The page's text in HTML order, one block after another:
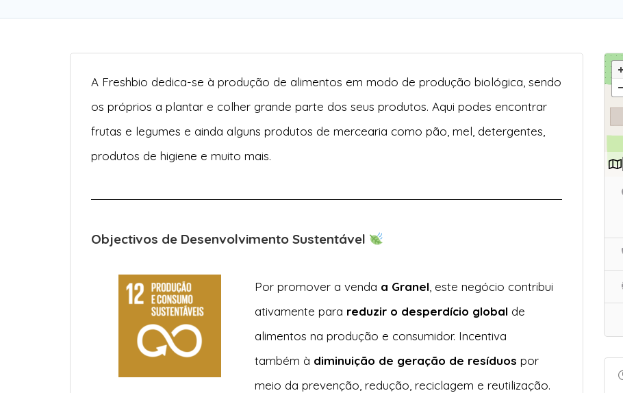
A Freshbio dedica-se à produção de alimentos em modo de produção biológica, sendo
os próprios a plantar e colher grande parte dos seus produtos. Aqui podes encontrar
frutas e legumes e ainda alguns produtos de mercearia como pão, mel, detergentes,
produtos de higiene e muito mais.
Objectivos de Desenvolvimento Sustentável
Por promover a venda a Granel , este negócio contribui
ativamente para reduzir o desperdício global de
alimentos na produção e consumidor. Incentiva
também à diminuição de geração de resíduos por
meio da prevenção, redução, reciclagem e reutilização.